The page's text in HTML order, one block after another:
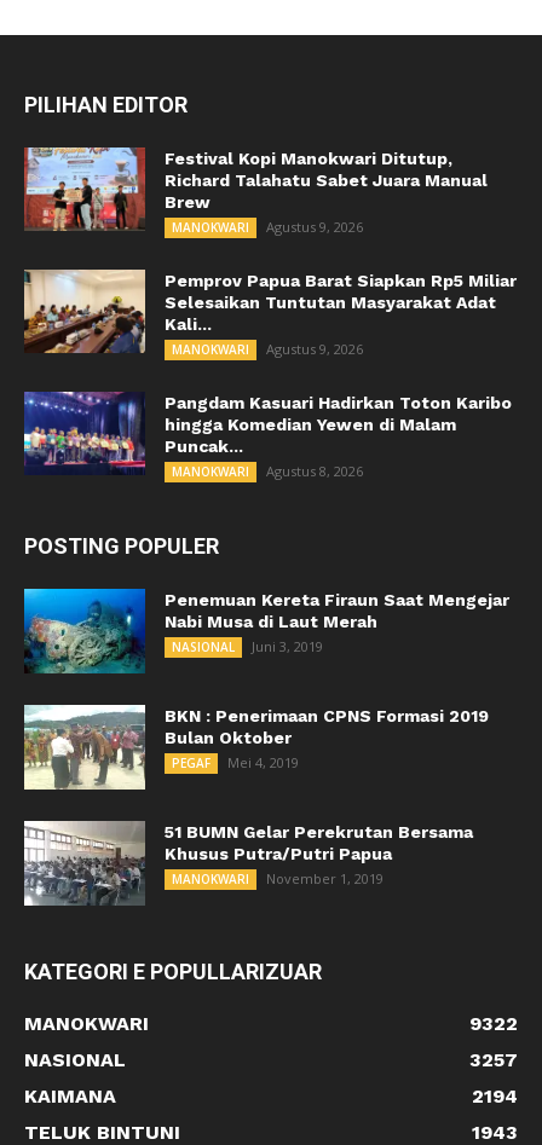
PILIHAN EDITOR
Festival Kopi Manokwari Ditutup,
Richard Talahatu Sabet Juara Manual
Brew
MANOKWARI Agustus 9, 2026
Pemprov Papua Barat Siapkan Rp5 Miliar
Selesaikan Tuntutan Masyarakat Adat
Kali...
MANOKWARI Agustus 9, 2026
Pangdam Kasuari Hadirkan Toton Karibo
hingga Komedian Yewen di Malam
Puncak...
MANOKWARI Agustus 8, 2026
POSTING POPULER
Penemuan Kereta Firaun Saat Mengejar
Nabi Musa di Laut Merah
NASIONAL Juni 3, 2019
BKN : Penerimaan CPNS Formasi 2019
Bulan Oktober
PEGAF Mei 4, 2019
51 BUMN Gelar Perekrutan Bersama
Khusus Putra/Putri Papua
MANOKWARI November 1, 2019
KATEGORI E POPULLARIZUAR
MANOKWARI
9322
NASIONAL
3257
KAIMANA
2194
TELUK BINTUNI
1943